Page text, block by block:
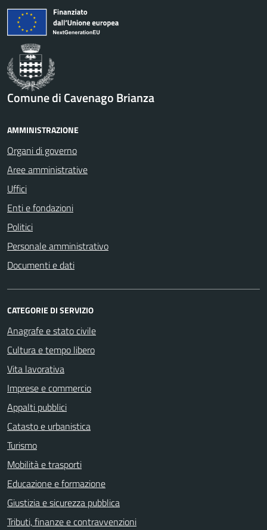
Comune di Cavenago Brianza
AMMINISTRAZIONE
Organi di governo
Aree amministrative
Uffici
Enti e fondazioni
Politici
Personale amministrativo
Documenti e dati
CATEGORIE DI SERVIZIO
Anagrafe e stato civile
Cultura e tempo libero
Vita lavorativa
Imprese e commercio
Appalti pubblici
Catasto e urbanistica
Turismo
Mobilità e trasporti
Educazione e formazione
Giustizia e sicurezza pubblica
Tributi, finanze e contravvenzioni